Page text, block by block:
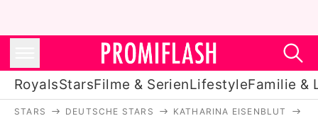
RoyalsStarsFilme & SerienLifestyleFamilie &
STARS DEUTSCHE STARS KATHARINA EISENBLUT